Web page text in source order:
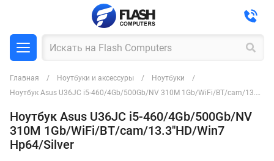
Главная Ноутбуки и аксессуры
Ноутбуки
Ноутбук Asus U36JC i5-460/4Gb/500Gb/NV 310M 1Gb/WiFi/BT/cam/13.3"HD/Win7 Hp64/Silver
Ноутбук Asus U36JC i5-460/4Gb/500Gb/NV
310M 1Gb/WiFi/BT/cam/13.3"HD/Win7
Hp64/Silver